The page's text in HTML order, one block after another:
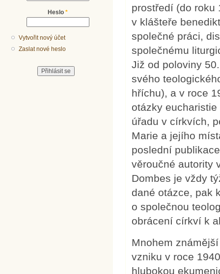
Heslo *
Vytvořit nový účet
Zaslat nové heslo
prostředí (do roku
v klášteře
společné práci,
společnému
Již od poloviny
svého
hříchu), a v roce
otázky
úřadu v církvích,
Marie a jejího
poslední
věroučné autority
Dombes je vždy
dané otázce, pak
o společnou
obrácení církví k
Mnohem
vzniku v roce
hlubokou